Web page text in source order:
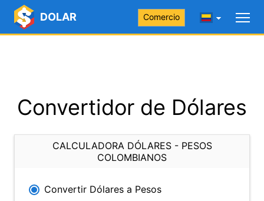
DOLAR Comercio
Convertidor de Dólares
CALCULADORA DÓLARES - PESOS
COLOMBIANOS
Convertir Dólares a Pesos